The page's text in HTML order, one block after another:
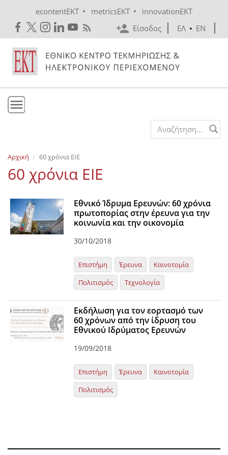
econtentEKT • metricsEKT •
innovationEKT
Είσοδος
ΕΛ • EN
Εκδόσεις
Ενημέρωση
Search form
Αρχική 60 χρόνια ΕΙΕ
60 χρόνια ΕΙΕ
Εθνικό Ίδρυμα Ερευνών: 60 χρόνια
πρωτοπορίας στην έρευνα για την
κοινωνία και την οικονομία
30/10/2018
Επιστήμη Έρευνα
Καινοτομία
Πολιτισμός
Τεχνολογία
Eκδήλωση για τον εορτασμό των
60 χρόνων από την ίδρυση του
Εθνικού Ιδρύματος Ερευνών
19/09/2018
Επιστήμη Έρευνα
Καινοτομία
Πολιτισμός